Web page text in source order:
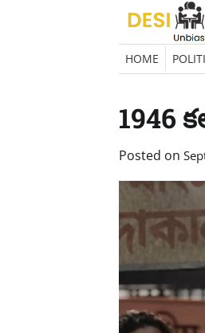
Skip
content
HOME
1946
Posted on